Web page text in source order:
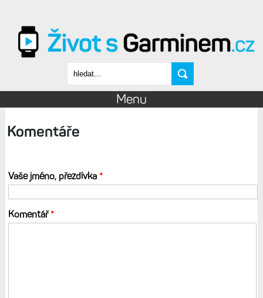
Vyhledávání
Menu
Komentáře
Vaše jméno, přezdívka *
Komentář*